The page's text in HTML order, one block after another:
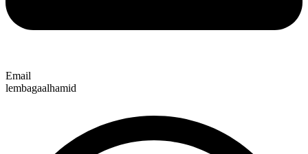
Email
lembagaalhamid